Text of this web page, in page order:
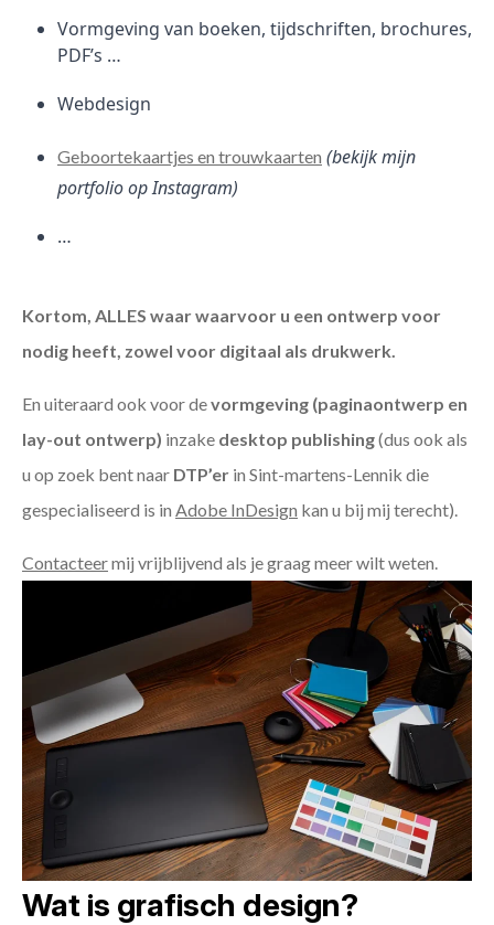
Vormgeving van boeken, tijdschriften, brochures,
PDF’s …
Webdesign
Geboortekaartjes en trouwkaarten (bekijk mijn
portfolio op Instagram)
…
Kortom, ALLES waar waarvoor u een ontwerp voor
nodig heeft, zowel voor digitaal als drukwerk.
En uiteraard ook voor devormgeving (paginaontwerp en
lay-out ontwerp) inzake desktop publishing(dus ook als
u op zoek bent naar DTP’er in Sint-martens-Lennik die
gespecialiseerd is in Adobe InDesign kan u bij mij terecht).
Contacteermij vrijblijvend als je graag meer wilt weten.
Wat is grafisch design?